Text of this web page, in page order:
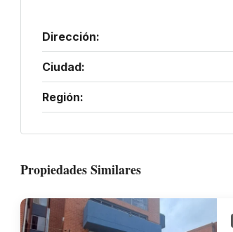
Dirección:
Ciudad:
Región:
Propiedades Similares